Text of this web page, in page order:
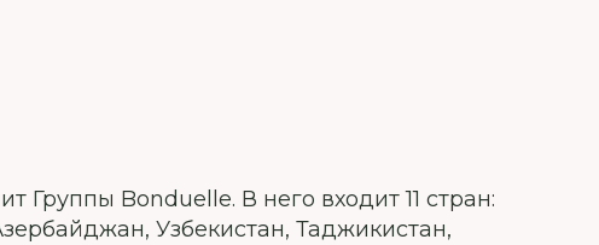
Группы Bonduelle. В него входит 11 стран:
Узбекистан, Таджикистан,